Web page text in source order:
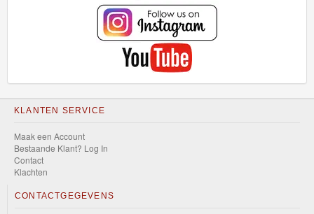
KLANTEN SERVICE
Maak een Account
Bestaande Klant? Log In
Contact
Klachten
CONTACTGEGEVENS